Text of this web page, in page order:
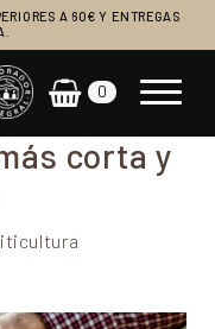
A 60€ Y ENTREGAS
0
corta y